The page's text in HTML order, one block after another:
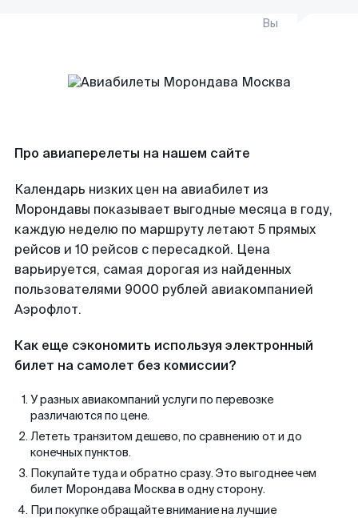
Вы
Про авиаперелеты на нашем сайте
Календарь низких цен на авиабилет из
Морондавы показывает выгодные месяца в году,
каждую неделю по маршруту летают 5 прямых
рейсов и 10 рейсов с пересадкой. Цена
варьируется, самая дорогая из найденных
пользователями 9000 рублей авиакомпанией
Аэрофлот.
Как еще сэкономить используя электронный
билет на самолет без комиссии?
У разных авиакомпаний услуги по перевозке
различаются по цене.
Лететь транзитом дешево, по сравнению от и до
конечных пунктов.
Покупайте туда и обратно сразу. Это выгоднее чем
билет Морондава Москва в одну сторону.
При покупке обращайте внимание на лучшие